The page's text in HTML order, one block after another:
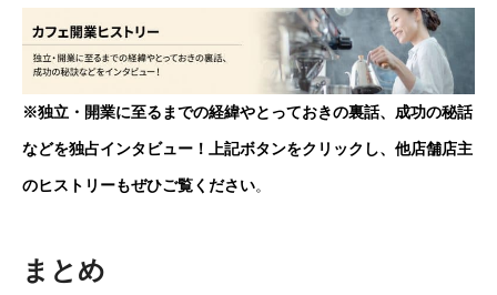
※独立・開業に至るまでの経緯やとっておきの裏話、成功の秘話
などを独占インタビュー！上記ボタンをクリックし、他店舗店主
のヒストリーもぜひご覧ください。
まとめ